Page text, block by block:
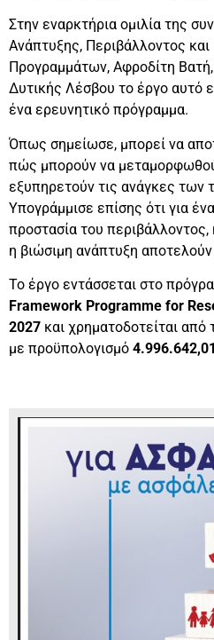
Στην εναρκτήρια ομιλία της
Ανάπτυξης, Περιβάλλοντος
Προγραμμάτων, Αφροδίτη Βατή,
Δυτικής Λέσβου το έργο αυτό
ένα ερευνητικό πρόγραμμα.
Όπως σημείωσε, μπορεί να
πώς μπορούν να
εξυπηρετούν τις ανάγκες των
Υπογράμμισε επίσης ότι για
προστασία του
η βιώσιμη ανάπτυξη
Το έργο εντάσσεται στο
Framework Programme for
2027 και χρηματοδοτείται
με προϋπολογισμό